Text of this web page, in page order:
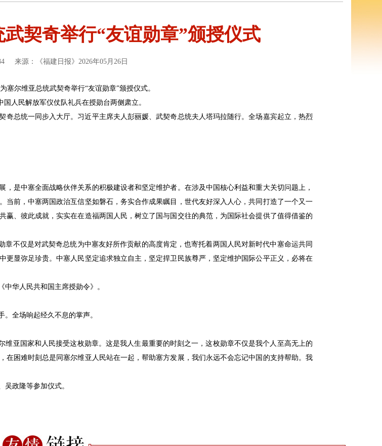
契奇举行“友谊勋章”颁授仪式
来源：《福建日报》2026年05月26日
塞尔维亚总统武契奇举行“友谊勋章”颁授仪式。
人民解放军仪仗队礼兵在授勋台两侧肃立。
总统一同步入大厅。习近平主席夫人彭丽媛、武契奇总统夫人塔玛拉随行。全场嘉宾起立，热烈
是中塞全面战略伙伴关系的积极建设者和坚定维护者。在涉及中国核心利益和重大关切问题上，
前，中塞两国政治互信坚如磐石，务实合作成果瞩目，世代友好深入人心，共同打造了一个又一
、彼此成就，实实在在造福两国人民，树立了国与国交往的典范，为国际社会提供了值得借鉴的
不仅是对武契奇总统为中塞友好所作贡献的高度肯定，也寄托着两国人民对新时代中塞命运共同
显弥足珍贵。中塞人民坚定追求独立自主，坚定捍卫民族尊严，坚定维护国际公平正义，必将在
华人民共和国主席授勋令》。
全场响起经久不息的掌声。
维亚国家和人民接受这枚勋章。这是我人生最重要的时刻之一，这枚勋章不仅是我个人至高无上的
困难时刻总是同塞尔维亚人民站在一起，帮助塞方发展，我们永远不会忘记中国的支持帮助。我
吴政隆等参加仪式。